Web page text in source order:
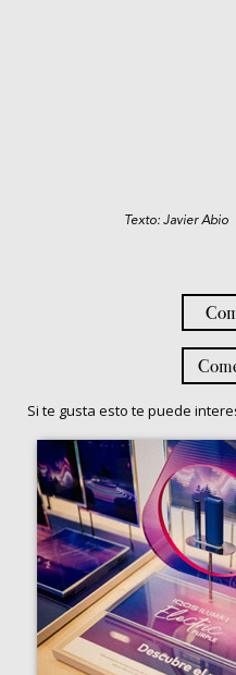
Texto: Javier
Si te gusta esto te puede